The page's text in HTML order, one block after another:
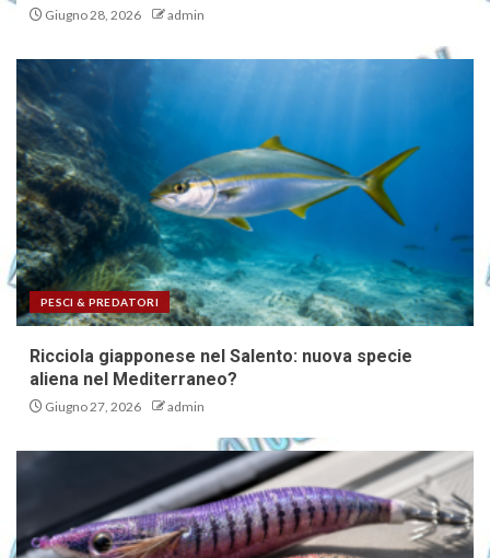
Giugno 28, 2026 admin
PESCI & PREDATORI
Ricciola giapponese nel Salento: nuova specie
aliena nel Mediterraneo?
Giugno 27, 2026 admin